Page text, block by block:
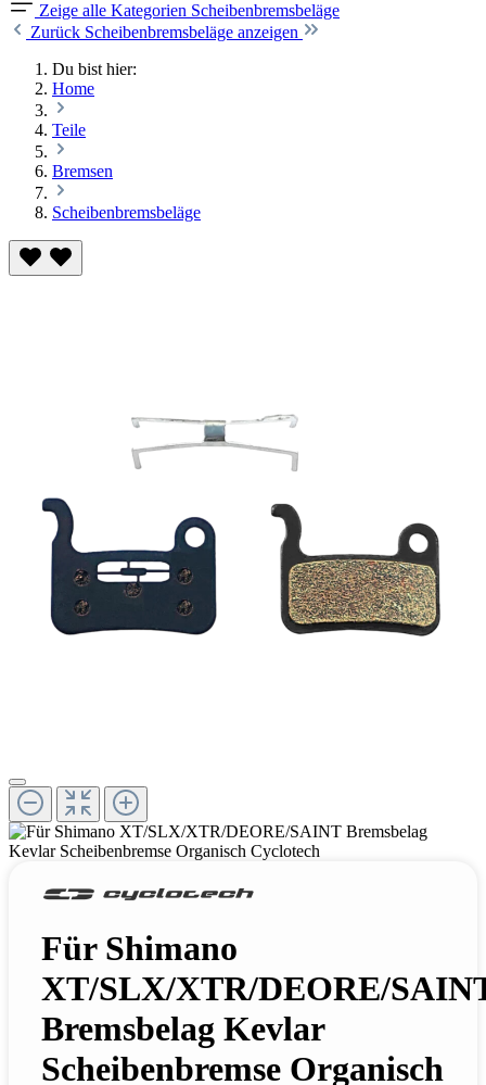
Zeige alle Kategorien Scheibenbremsbeläge
Zurück Scheibenbremsbeläge anzeigen
Du bist hier:
Home
Teile
Bremsen
Scheibenbremsbeläge
Für Shimano
XT/SLX/XTR/DEORE/
Bremsbelag Kevlar
Scheibenbremse Organisch